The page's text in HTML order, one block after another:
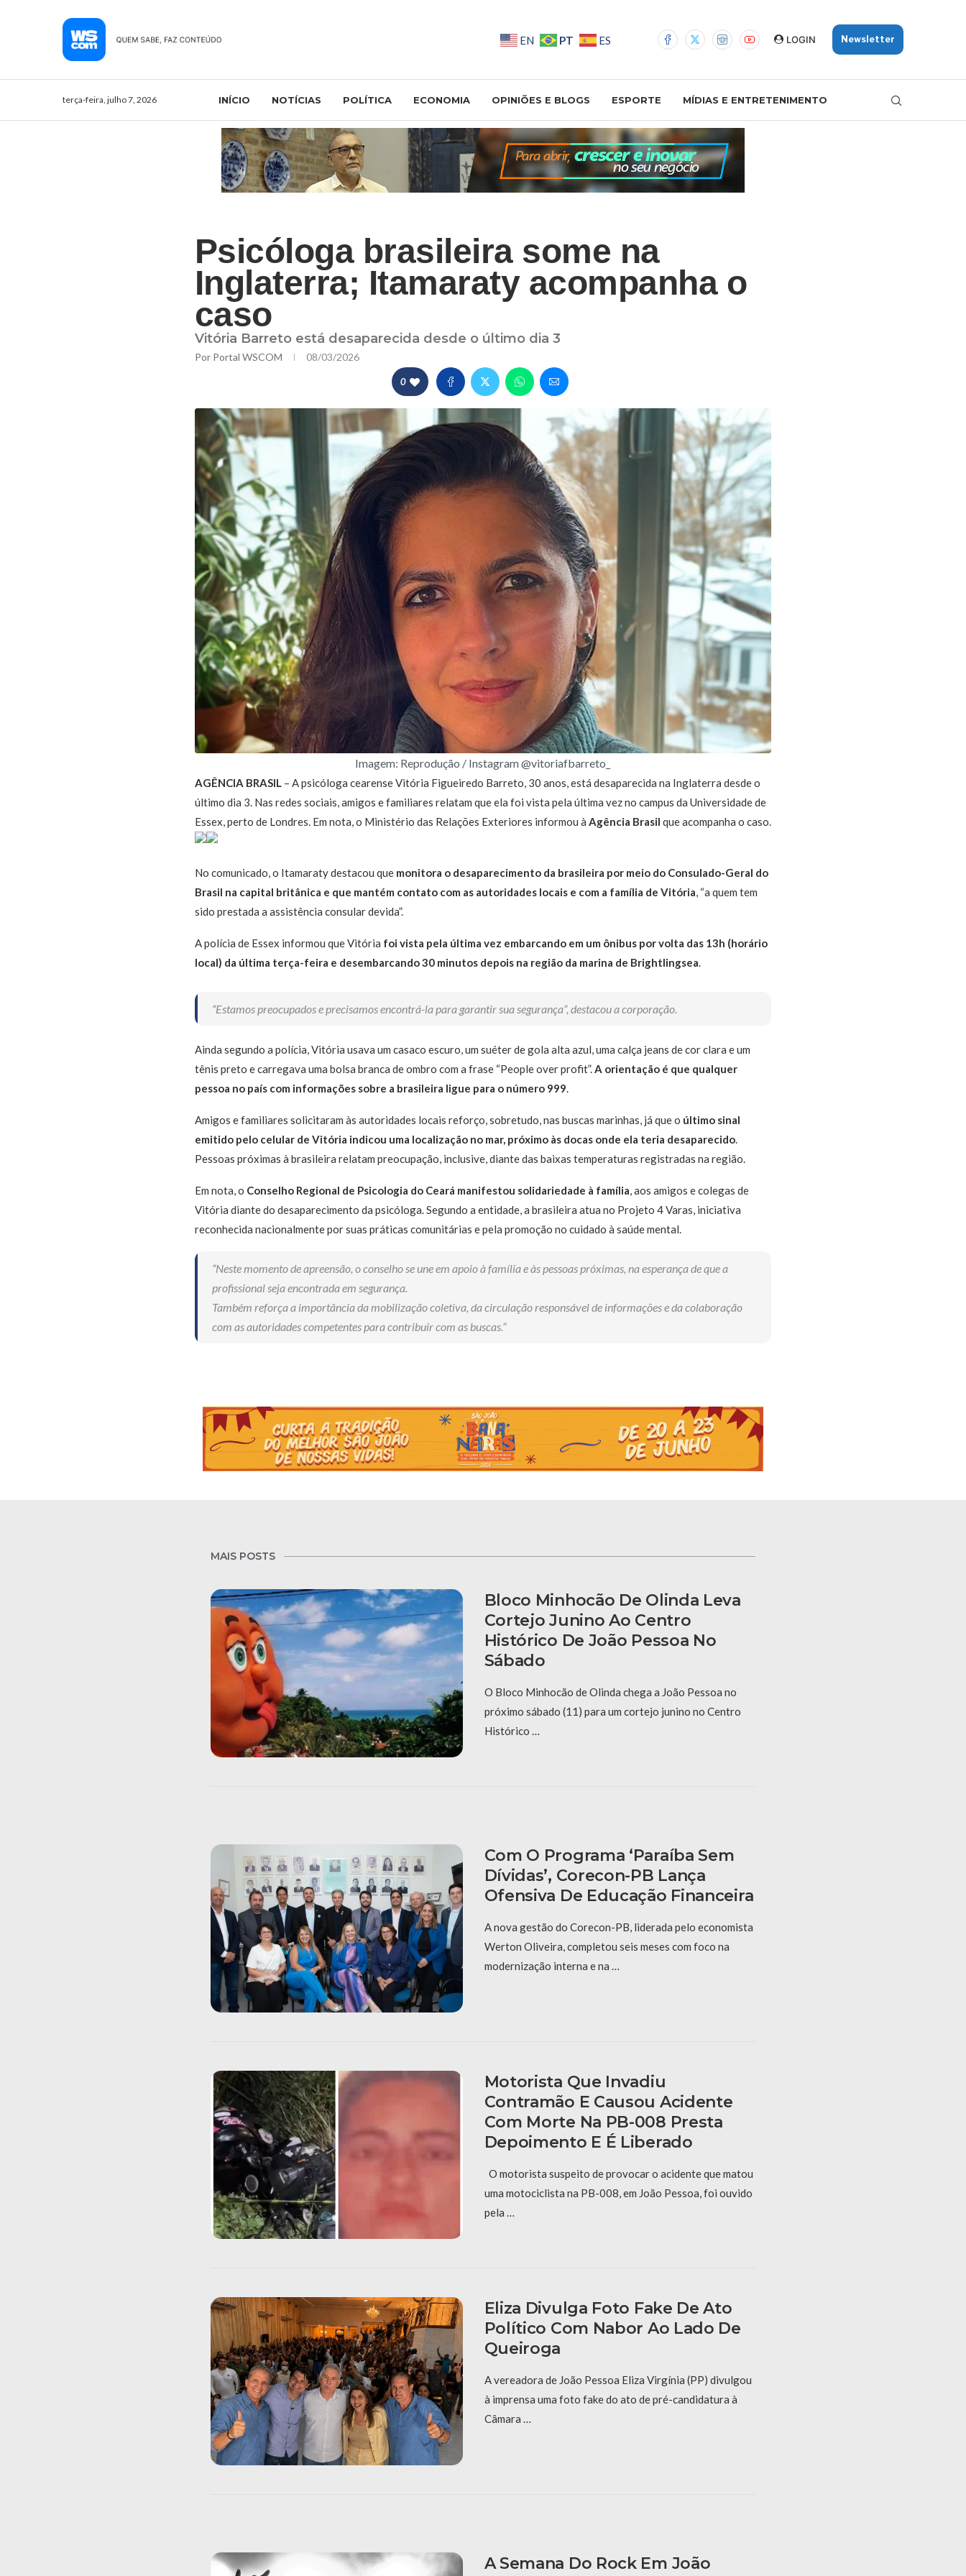
EN PT ES LOGIN Newsletter
terça-feira, julho 7, 2026 INÍCIO NOTÍCIAS POLÍTICA ECONOMIA OPINIÕES E BLOGS ESPORTE MÍDIAS E ENTRETENIMENTO
Psicóloga brasileira some na
Inglaterra; Itamaraty acompanha o
caso
Vitória Barreto está desaparecida desde o último dia 3
Por Portal WSCOM 08/03/2026
0
Imagem: Reprodução / Instagram @vitoriafbarreto_
AGÊNCIA BRASIL– A psicóloga cearense Vitória Figueiredo Barreto, 30 anos, está desaparecida na Inglaterra desde o
último dia 3. Nas redes sociais, amigos e familiares relatam que ela foi vista pela última vez no campus da Universidade de
Essex, perto de Londres. Em nota, o Ministério das Relações Exteriores informou à Agência Brasil que acompanha o caso.
No comunicado, o Itamaraty destacou que monitora o desaparecimento da brasileira por meio do Consulado-Geral do
Brasil na capital britânica e que mantém contato com as autoridades locais e com a família de Vitória, “a quem tem
sido prestada a assistência consular devida”.
A polícia de Essex informou que Vitória foi vista pela última vez embarcando em um ônibus por volta das 13h (horário
local) da última terça-feira e desembarcando 30 minutos depois na região da marina de Brightlingsea.
“Estamos preocupados e precisamos encontrá-la para garantir sua segurança”, destacou a corporação.
Ainda segundo a polícia, Vitória usava um casaco escuro, um suéter de gola alta azul, uma calça jeans de cor clara e um
tênis preto e carregava uma bolsa branca de ombro com a frase “People over profit”.A orientação é que qualquer
pessoa no país com informações sobre a brasileira ligue para o número 999.
Amigos e familiares solicitaram às autoridades locais reforço, sobretudo, nas buscas marinhas, já que o último sinal
emitido pelo celular de Vitória indicou uma localização no mar, próximo às docas onde ela teria desaparecido.
Pessoas próximas à brasileira relatam preocupação, inclusive, diante das baixas temperaturas registradas na região.
Em nota, o Conselho Regional de Psicologia do Ceará manifestou solidariedade à família, aos amigos e colegas de
Vitória diante do desaparecimento da psicóloga. Segundo a entidade, a brasileira atua no Projeto 4 Varas, iniciativa
reconhecida nacionalmente por suas práticas comunitárias e pela promoção no cuidado à saúde mental.
“Neste momento de apreensão, o conselho se une em apoio à família e às pessoas próximas, na esperança de que a
profissional seja encontrada em segurança.
Também reforça a importância da mobilização coletiva, da circulação responsável de informações e da colaboração
com as autoridades competentes para contribuir com as buscas.”
MAIS POSTS
Bloco Minhocão De Olinda Leva
Cortejo Junino Ao Centro
Histórico De João Pessoa No
Sábado
O Bloco Minhocão de Olinda chega a João Pessoa no
próximo sábado (11) para um cortejo junino no Centro
Histórico …
Com O Programa ‘Paraíba Sem
Dívidas’, Corecon-PB Lança
Ofensiva De Educação Financeira
A nova gestão do Corecon-PB, liderada pelo economista
Werton Oliveira, completou seis meses com foco na
modernização interna e na …
Motorista Que Invadiu
Contramão E Causou Acidente
Com Morte Na PB-008 Presta
Depoimento E É Liberado
O motorista suspeito de provocar o acidente que matou
uma motociclista na PB-008, em João Pessoa, foi ouvido
pela …
Eliza Divulga Foto Fake De Ato
Político Com Nabor Ao Lado De
Queiroga
A vereadora de João Pessoa Eliza Virgínia (PP) divulgou
à imprensa uma foto fake do ato de pré-candidatura à
Câmara …
A Semana Do Rock Em João